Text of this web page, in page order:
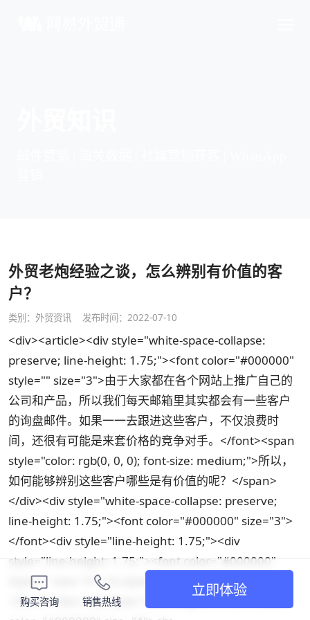
外贸老炮经验之谈，怎么辨别有价值的客
户？
类别： 外贸资讯 发布时间：2022-07-10
<div><article><div style="white-space-collapse:
preserve; line-height: 1.75;"><font color="#000000"
style="" size="3">由于大家都在各个网站上推广自己的
公司和产品，所以我们每天邮箱里其实都会有一些客户
的询盘邮件。如果一一去跟进这些客户，不仅浪费时
间，还很有可能是来套价格的竞争对手。</font><span
style="color: rgb(0, 0, 0); font-size: medium;">所以，
如何能够辨别这些客户哪些是有价值的呢？</span>
</div><div style="white-space-collapse: preserve;
line-height: 1.75;"><font color="#000000" size="3">
</font><div style="line-height: 1.75;"><div
style="line-height: 1.75;"><font color="#000000"
style="" size="4"><b style="">查看公司官网</b>
</font></div><div style="line-height: 1.75;"><font
购买咨询 销售热线
立即体验